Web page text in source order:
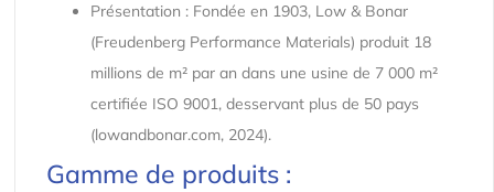
Présentation : Fondée en 1903, Low & Bonar
(Freudenberg Performance Materials) produit 18
millions de m² par an dans une usine de 7 000 m²
certifiée ISO 9001, desservant plus de 50 pays
(lowandbonar.com, 2024).
Gamme de produits :